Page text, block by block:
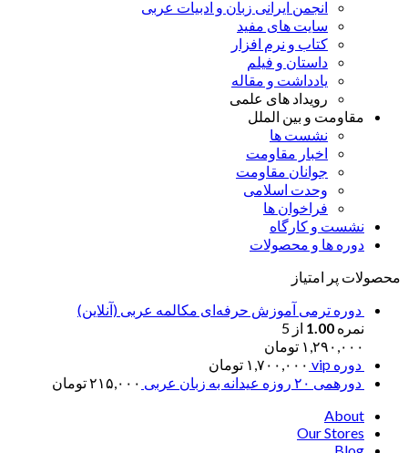
انجمن ایرانی زبان و ادبیات عربی
سایت های مفید
کتاب و نرم افزار
داستان و فیلم
یادداشت و مقاله
رویداد های علمی
مقاومت و بین الملل
نشست ها
اخبار مقاومت
جوانان مقاومت
وحدت اسلامی
فراخوان ها
نشست و کارگاه
دوره ها و محصولات
محصولات پر امتیاز
دوره ترمی آموزش حرفه‌ای مکالمه عربی (آنلاین)
نمره 1.00 از 5
۱,۲۹۰,۰۰۰ تومان
دوره vip
۱,۷۰۰,۰۰۰ تومان
دورهمی ۲۰ روزه عیدانه به زبان عربی
۲۱۵,۰۰۰تومان
About
Our Stores